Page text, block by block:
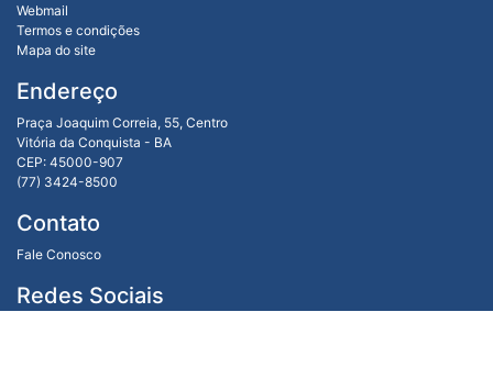
Webmail
Termos e condições
Mapa do site
Endereço
Praça Joaquim Correia, 55, Centro
Vitória da Conquista - BA
CEP: 45000-907
(77) 3424-8500
Contato
Fale Conosco
Redes Sociais